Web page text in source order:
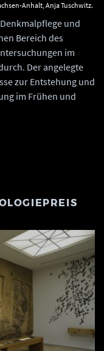
Anhalt, Anja Tuschwitz.
und
Bereich des
im
Der angelegte
zur Entstehung und
im Frühen und